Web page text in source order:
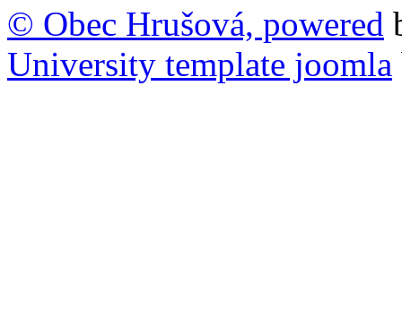
© Obec Hrušová, powered
University template joomla